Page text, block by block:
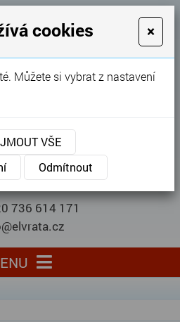
VRATA
brány, ploty ...
nás
NÁS
736 614 171
cookies ×
Můžete si vybrat z nastavení
VŠE
Odmítnout